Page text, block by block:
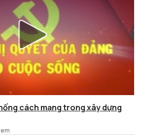
cách mạng trong xây dựng